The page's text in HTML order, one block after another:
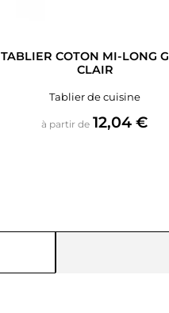
TABLIER COTON MI-LONG
CLAIR
Tablier de cuisine
à partir de Prix
12,04 €